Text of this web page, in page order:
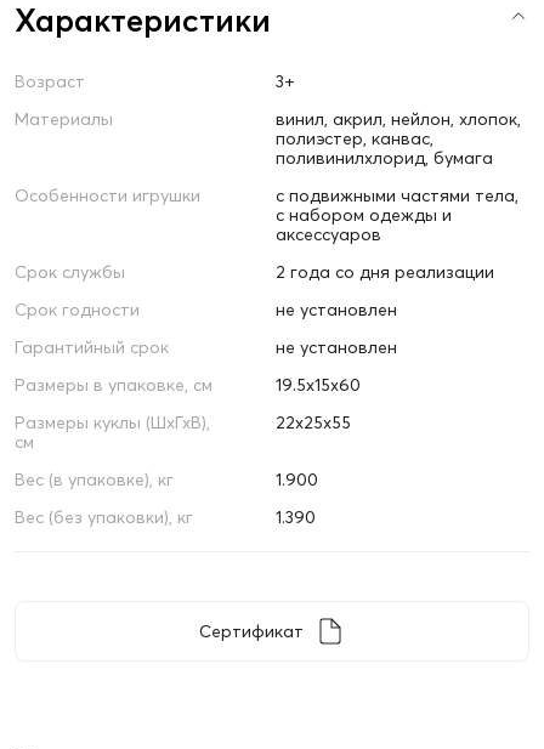
Характеристики
Возраст
3+
Материалы
винил, акрил, нейлон, хлопок,
полиэстер, канвас,
поливинилхлорид, бумага
Особенности игрушки
с подвижными частями тела,
с набором одежды и
аксессуаров
Срок службы
2 года со дня реализации
Срок годности
не установлен
Гарантийный срок
не установлен
Размеры в упаковке, см
19.5х15х60
Размеры куклы (ШхГхВ),
см
22х25х55
Вес (в упаковке), кг
1.900
Вес (без упаковки), кг
1.390
Сертификат